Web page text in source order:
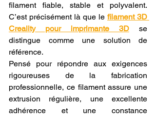
filament fiable, stable et polyvalent.
C’est précisément là que le filament 3D
Creality pour imprimante 3D se
distingue comme une solution de
référence.
Pensé pour répondre aux exigences
rigoureuses de la fabrication
professionnelle, ce filament assure une
extrusion régulière, une excellente
adhérence et une constance